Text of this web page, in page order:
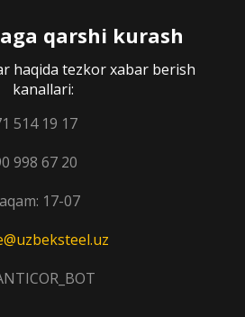
qarshi kurash
haqida tezkor xabar berish
kanallari:
514 19 17
998 67 20
17-07